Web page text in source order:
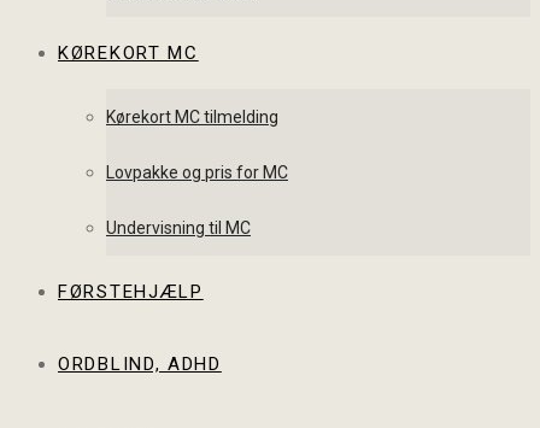
KØREKORT MC
Kørekort MC tilmelding
Lovpakke og pris for MC
Undervisning til MC
FØRSTEHJÆLP
ORDBLIND, ADHD